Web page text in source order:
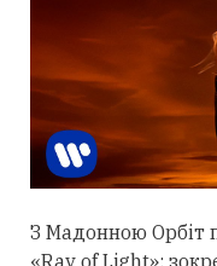
З Мадонною Орбіт
«Ray of Light»: